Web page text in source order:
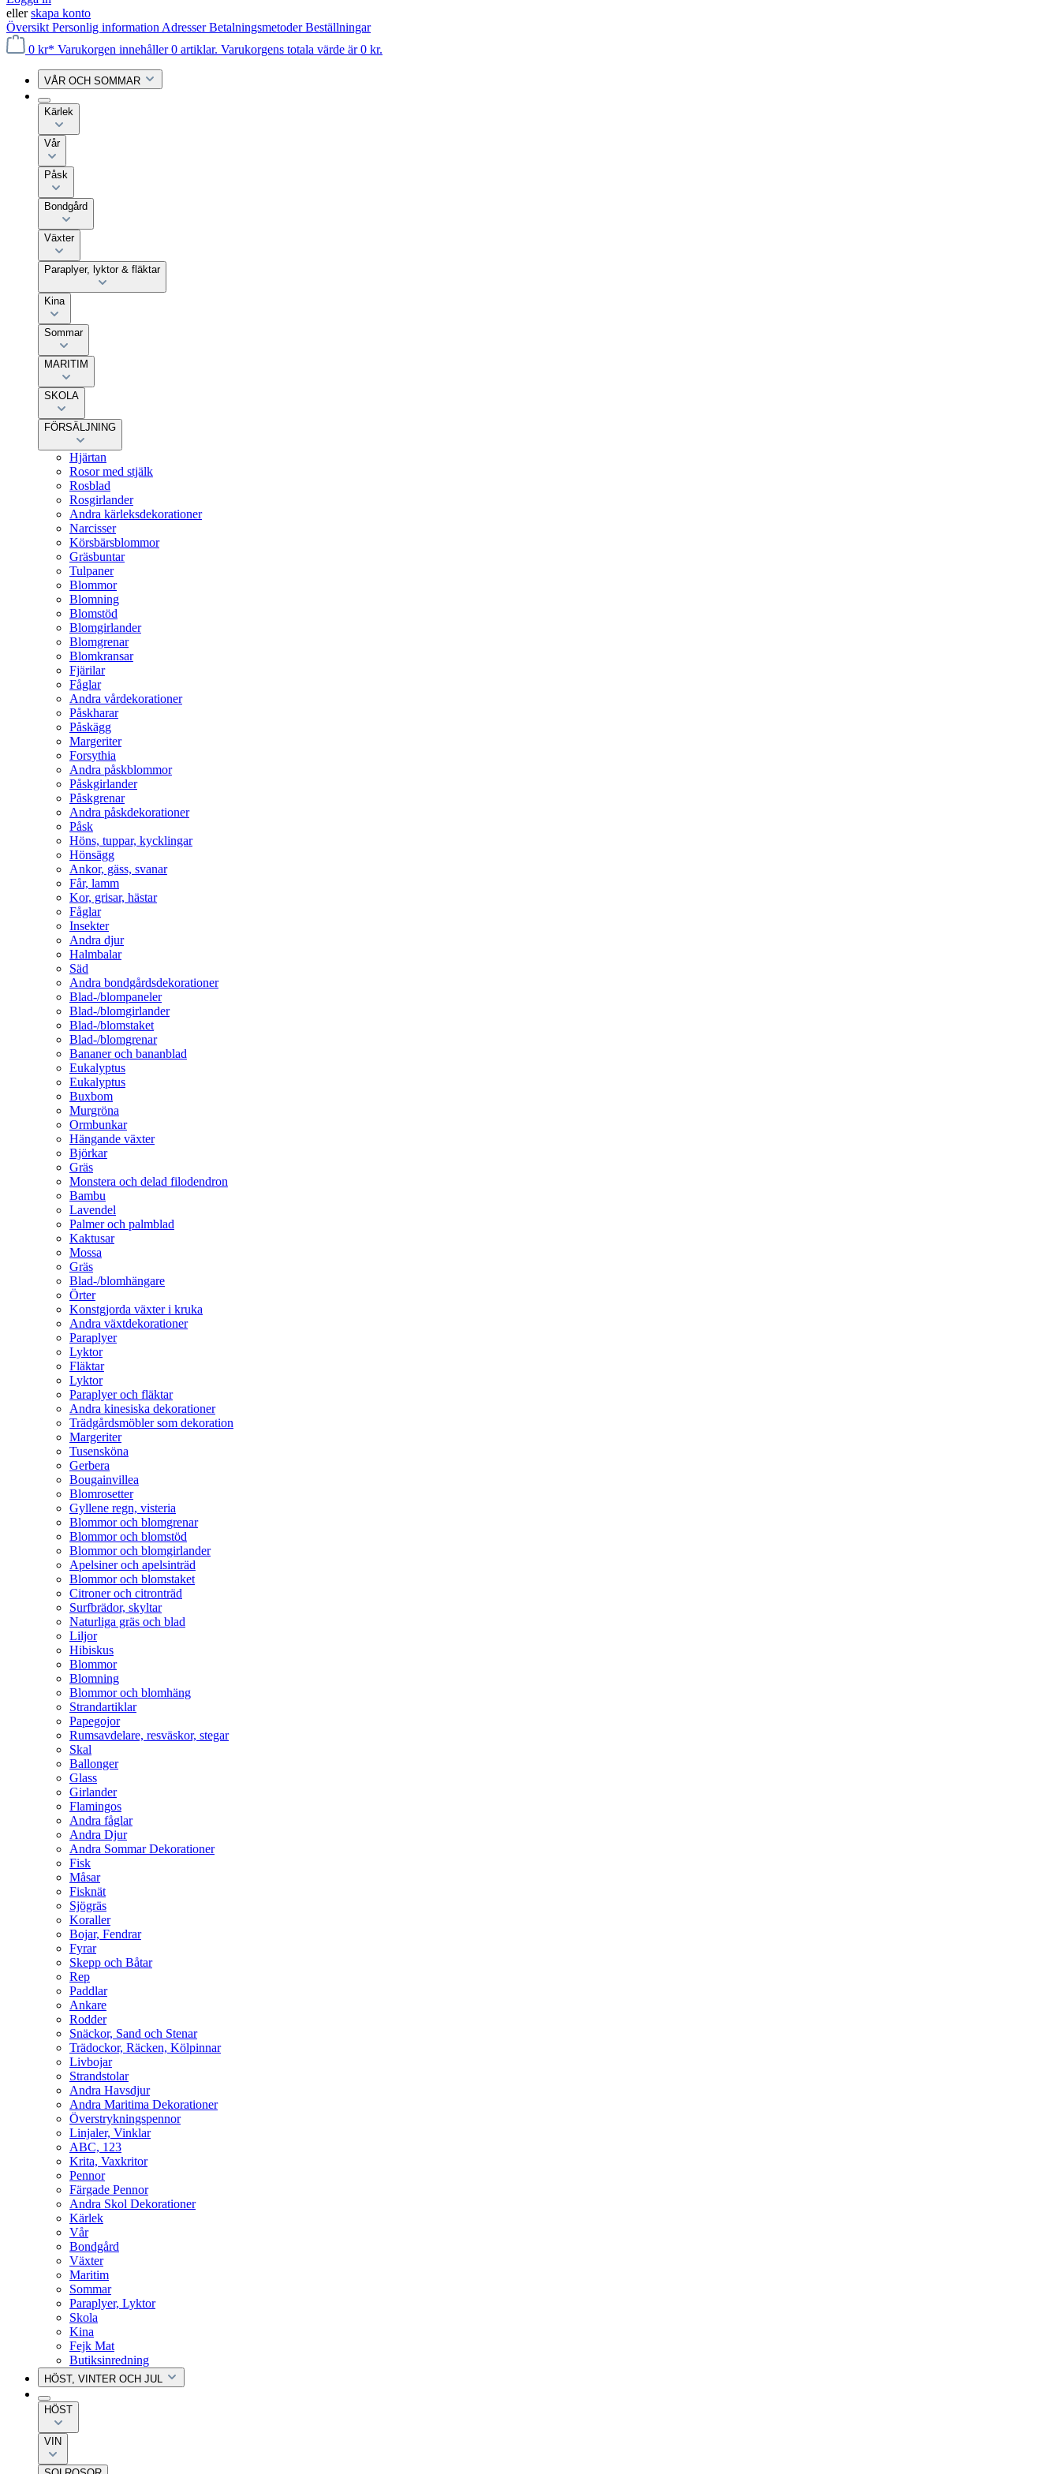
ellerskapa konto
Översikt Personlig information AdresserBetalningsmetoderBeställningar
0 kr* Varukorgen innehåller 0 artiklar. Varukorgens totala värde är 0 kr.
VÅR OCH SOMMAR
Kärlek
Vår
Påsk
Bondgård
Växter
Paraplyer, lyktor & fläktar
Kina
Sommar
MARITIM
SKOLA
FÖRSÄLJNING
Hjärtan
Rosor med stjälk
Rosblad
Rosgirlander
Andra kärleksdekorationer
Narcisser
Körsbärsblommor
Gräsbuntar
Tulpaner
Blommor
Blomning
Blomstöd
Blomgirlander
Blomgrenar
Blomkransar
Fjärilar
Fåglar
Andra vårdekorationer
Påskharar
Påskägg
Margeriter
Forsythia
Andra påskblommor
Påskgirlander
Påskgrenar
Andra påskdekorationer
Påsk
Höns, tuppar, kycklingar
Hönsägg
Ankor, gäss, svanar
Får, lamm
Kor, grisar, hästar
Fåglar
Insekter
Andra djur
Halmbalar
Säd
Andra bondgårdsdekorationer
Blad-/blompaneler
Blad-/blomgirlander
Blad-/blomstaket
Blad-/blomgrenar
Bananer och bananblad
Eukalyptus
Eukalyptus
Buxbom
Murgröna
Ormbunkar
Hängande växter
Björkar
Gräs
Monstera och delad filodendron
Bambu
Lavendel
Palmer och palmblad
Kaktusar
Mossa
Gräs
Blad-/blomhängare
Örter
Konstgjorda växter i kruka
Andra växtdekorationer
Paraplyer
Lyktor
Fläktar
Lyktor
Paraplyer och fläktar
Andra kinesiska dekorationer
Trädgårdsmöbler som dekoration
Margeriter
Tusensköna
Gerbera
Bougainvillea
Blomrosetter
Gyllene regn, visteria
Blommor och blomgrenar
Blommor och blomstöd
Blommor och blomgirlander
Apelsiner och apelsinträd
Blommor och blomstaket
Citroner och citronträd
Surfbrädor, skyltar
Naturliga gräs och blad
Liljor
Hibiskus
Blommor
Blomning
Blommor och blomhäng
Strandartiklar
Papegojor
Rumsavdelare, resväskor, stegar
Skal
Ballonger
Glass
Girlander
Flamingos
Andra fåglar
Andra Djur
Andra Sommar Dekorationer
Fisk
Måsar
Fisknät
Sjögräs
Koraller
Bojar, Fendrar
Fyrar
Skepp och Båtar
Rep
Paddlar
Ankare
Rodder
Snäckor, Sand och Stenar
Trädockor, Räcken, Kölpinnar
Livbojar
Strandstolar
Andra Havsdjur
Andra Maritima Dekorationer
Överstrykningspennor
Linjaler, Vinklar
ABC, 123
Krita, Vaxkritor
Pennor
Färgade Pennor
Andra Skol Dekorationer
Kärlek
Vår
Bondgård
Växter
Maritim
Sommar
Paraplyer, Lyktor
Skola
Kina
Fejk Mat
Butiksinredning
HÖST, VINTER OCH JUL
HÖST
VIN